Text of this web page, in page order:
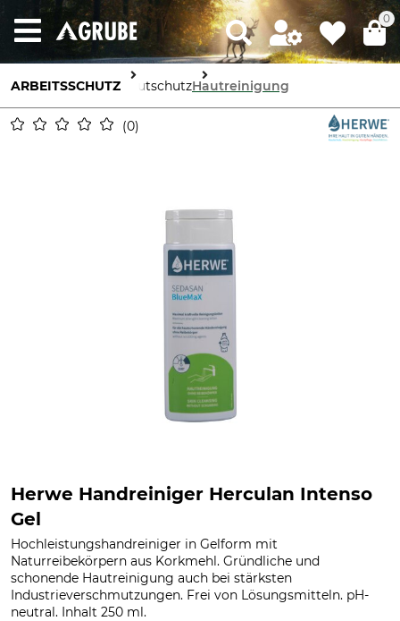
0
ARBEITSSCHUTZ HautschutzHautreinigung
0
Herwe Handreiniger Herculan Intenso
Gel
Hochleistungshandreiniger in Gelform mit
Naturreibekörpern aus Korkmehl. Gründliche und
schonende Hautreinigung auch bei stärksten
Industrieverschmutzungen. Frei von Lösungsmitteln. pH-
neutral. Inhalt 250 ml.